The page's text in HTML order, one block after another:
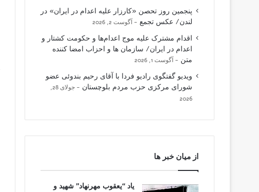
پنجمین روز تحصن «کارزار علیه اعدام در ایران» در
لندن/ عکس تجمع
آگوست 2, 2026
اقدام مشترک علیه موج اعدام‌ها و حکومت کشتار و
اعدام در ایران/ سازمان ها و احزاب امضا کننده
متن
آگوست 1, 2026
ویدیو گفتگوی رادیو فردا با آقای رحیم بندوئی عضو
شورای مرکزی حزب مردم بلوچستان
جولای 28,
2026
از میان خبر ها
یاد “یعقوب مهرنهاد” شهید و